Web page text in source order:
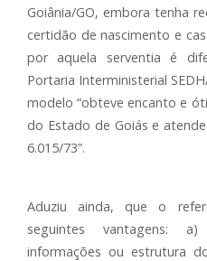
Goiânia/GO, embora tenha
certidão de nascimento e
por aquela serventia é
Portaria Interministerial
modelo “obteve encanto e
do Estado de Goiás e
6.015/73”.
Aduziu ainda, que o
seguintes vantagens:
informações ou estrutura